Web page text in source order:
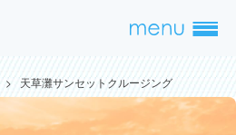
天草灘サンセットクルージング